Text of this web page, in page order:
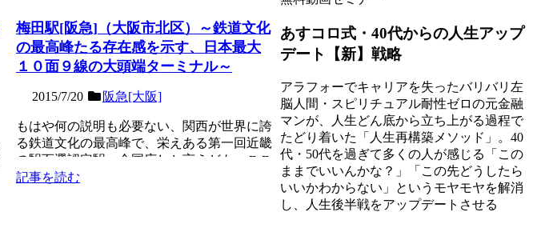
梅田駅[阪急]（大阪市北区）～鉄道文化
の最高峰たる存在感を示す、日本最大
１０面９線の大頭端ターミナル～
2015/7/20 阪急[大阪]
もはや何の説明も必要ない、関西が世界に誇
る鉄道文化の最高峰で、栄えある第一回近畿
の駅百選認定駅。全国広しと言えども、ここ
でしか見ることが出来...
記事を読む
あすコロ式・40代からの人生アップ
デート【新】戦略
アラフォーでキャリアを失ったバリバリ左
脳人間・スピリチュアル耐性ゼロの元金融
マンが、人生どん底から立ち上がる過程で
たどり着いた「人生再構築メソッド」。40
代・50代を過ぎて多くの人が感じる「この
ままでいいんかな？」「この先どうしたら
いいかわからない」というモヤモヤを解消
し、人生後半戦をアップデートさせる